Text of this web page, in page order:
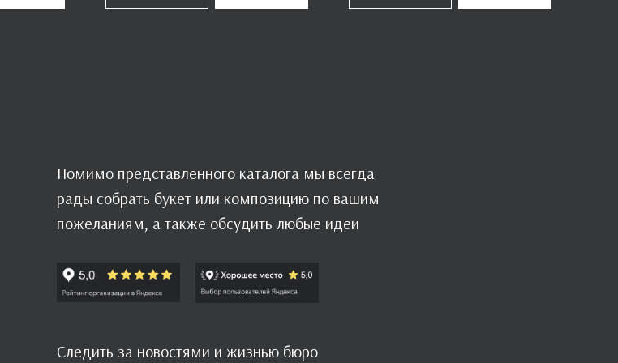
Помимо представленного каталога мы всегда
рады собрать букет или композицию по вашим
пожеланиям, а также обсудить любые идеи
Следить за новостями и жизнью бюро